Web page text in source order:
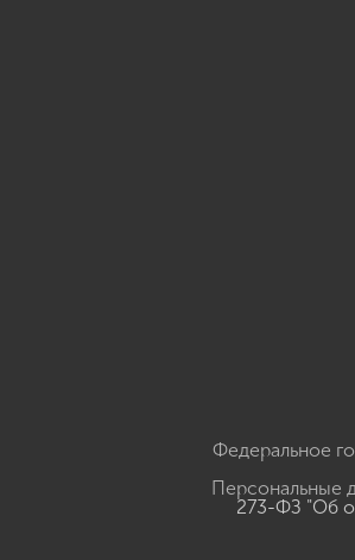
Федеральное
Персональные
273-ФЗ "Об